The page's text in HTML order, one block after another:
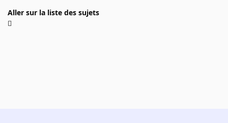
Aller sur la liste des sujets